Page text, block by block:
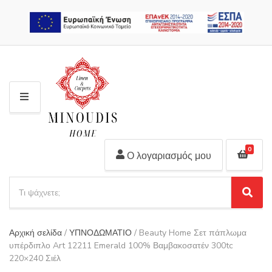
M
E
a
e
g
o
a
c
h
p
S
e
r
Ο λογαριασμός μου 0
Αρχική σελίδα / ΥΠΝΟΔΩΜΑΤΙΟ / Beauty Home Σετ πάπλωμα
υπέρδιπλο Art 12211 Emerald 100% Βαμβακοσατέν 300tc
220×240 Σιέλ